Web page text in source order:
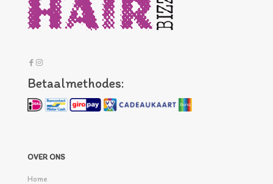
Betaalmethodes:
OVER ONS
Home